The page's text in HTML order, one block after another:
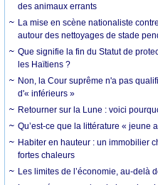
des animaux errants
La mise en scène nationaliste
autour des nettoyages de stade
Que signifie la fin du Statut de
les Haïtiens ?
Non, la Cour suprême n'a pas
d'« inférieurs »
Retourner sur la Lune : voici
Qu’est-ce que la littérature « jeune
Habiter en hauteur : un immobilier
fortes chaleurs
Les limites de l’économie, au-delà